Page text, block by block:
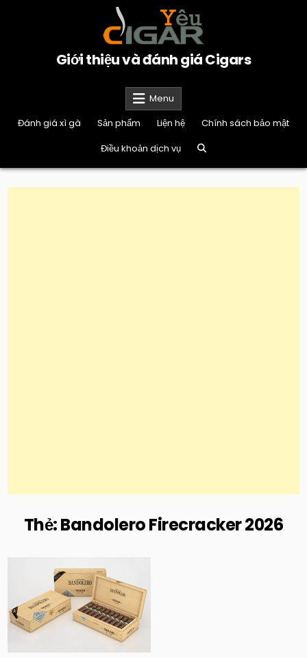
Giới thiệu và đánh giá Cigars
Menu
Đánh giá xì gà
Sản phẩm Liện hệ
Chính sách bảo mật
Điều khoản dịch vụ
Thẻ:Bandolero Firecracker 2026
Posted
in